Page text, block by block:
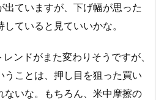
ていますが、下げ幅が思った
ていると見ていいかな。
ンドがまた変わりそうですが、
ことは、押し目を狙った買い
ないな。もちろん、米中摩擦の